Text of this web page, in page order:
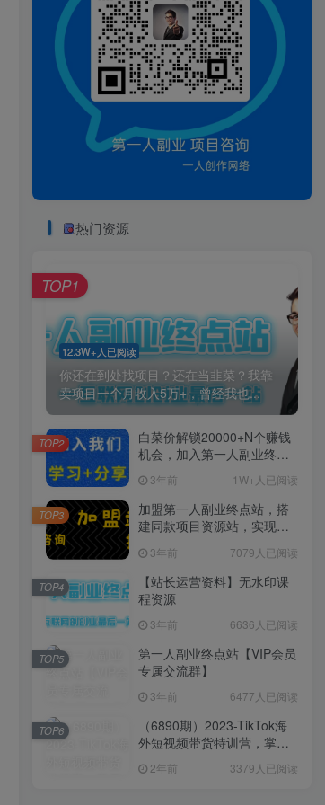
热门资源
12.3W+人已阅读
你还在到处找项目？还在当韭菜？我靠
卖项目一个月收入5万+，曾经我也...
TOP1
白菜价解锁20000+N个赚钱
机会，加入第一人副业终点
习。3年前 1W+人已阅读
TOP2
加盟第一人副业终点站，搭
建同款项目资源站，实现日
3年前 7079人已阅读
TOP3
【站长运营资料】无水印课
程资源
3年前 6636人已阅读
TOP4
第一人副业终点站【VIP会员
专属交流群】
3年前 6477人已阅读
TOP5
（6890期）2023-TikTok海
外短视频带货特训营，掌握
（60节课）
2年前 3379人已阅读
TOP6